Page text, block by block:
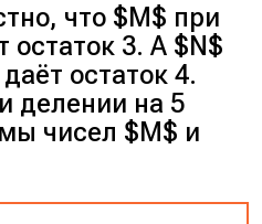
что $M$ при
остаток 3. А $N$
остаток 4.
делении на 5
чисел $M$ и